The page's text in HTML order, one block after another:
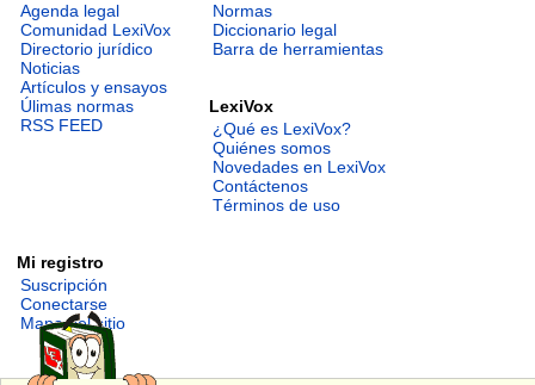
Agenda legal
Comunidad LexiVox
Directorio jurídico
Noticias
Artículos y ensayos
Úlimas normas
RSS FEED
Normas
Diccionario legal
Barra de herramientas
LexiVox
¿Qué es LexiVox?
Quiénes somos
Novedades en LexiVox
Contáctenos
Términos de uso
Mi registro
Suscripción
Conectarse
Mapa del sitio